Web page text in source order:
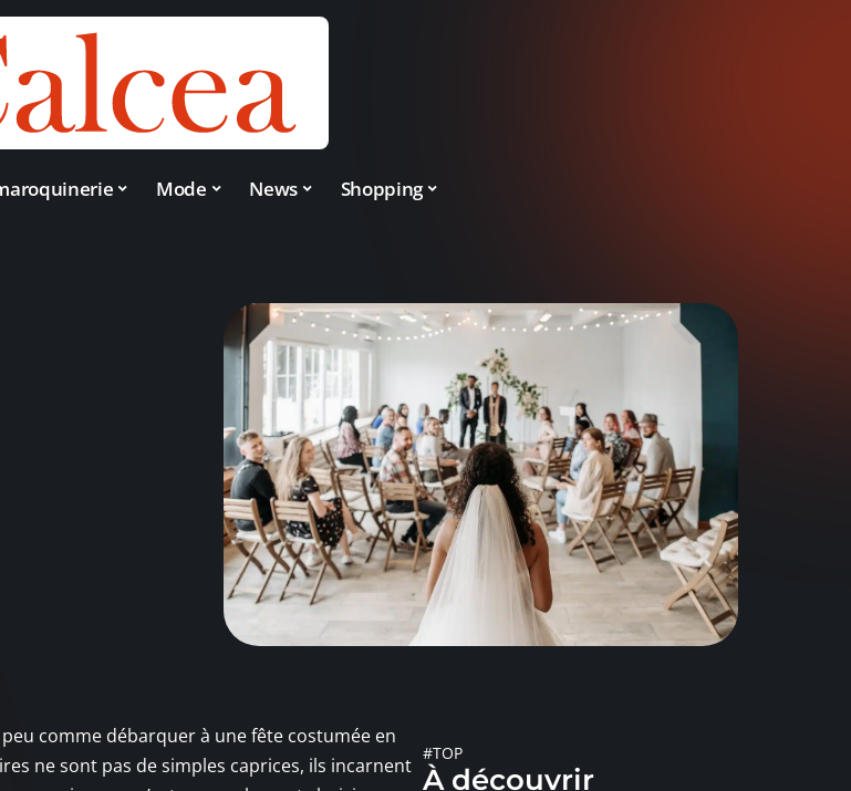
Mode News Shopping
comme débarquer à une fête costumée en
ne sont pas de simples caprices, ils incarnent
#TOP
À découvrir